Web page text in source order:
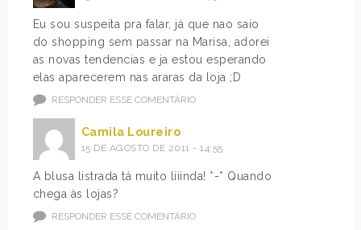
Eu sou suspeita pra falar, já que nao saio
do shopping sem passar na Marisa, adorei
as novas tendencias e ja estou esperando
elas aparecerem nas araras da loja ;D
RESPONDER ESSE COMENTÁRIO
Camila Loureiro
15 DE AGOSTO DE 2011 - 14:55
A blusa listrada tá muito liiinda! *-* Quando
chega às lojas?
RESPONDER ESSE COMENTÁRIO